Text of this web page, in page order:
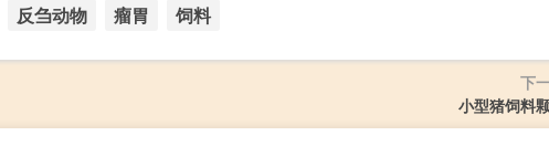
反刍动物 瘤胃 饲料
下
小型猪饲料